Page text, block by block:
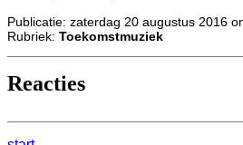
Publicatie: zaterdag 20 augustus 2016
Rubriek: Toekomstmuziek
Reacties